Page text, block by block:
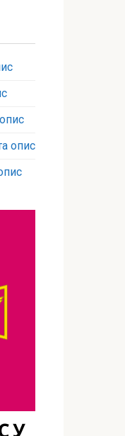
опис